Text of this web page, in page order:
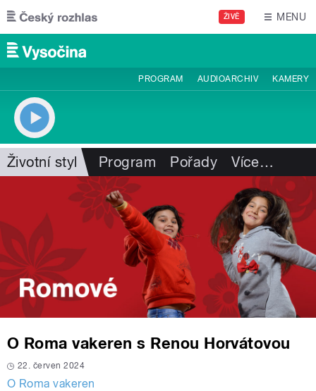
Přejít k hlavnímu obsahu
ŽIVĚ MENU
PROGRAM AUDIOARCHIV KAMERY
Životní styl Program Pořady Více…
O Roma vakeren s Renou Horvátovou
22. červen 2024
O Roma vakeren